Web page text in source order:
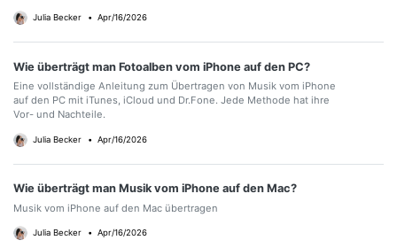
Julia Becker • Apr/16/2026
Wie überträgt man Fotoalben vom iPhone auf den PC?
Eine vollständige Anleitung zum Übertragen von Musik vom iPhone
auf den PC mit iTunes, iCloud und Dr.Fone. Jede Methode hat ihre
Vor- und Nachteile.
Julia Becker • Apr/16/2026
Wie überträgt man Musik vom iPhone auf den Mac?
Musik vom iPhone auf den Mac übertragen
Julia Becker • Apr/16/2026